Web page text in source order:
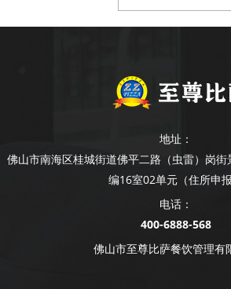
地址：
佛山市南海区桂城街道佛平二路（虫雷）岗
编16室02单元（住所申报
电话：
400-6888-568
佛山市至尊比萨餐饮管理有